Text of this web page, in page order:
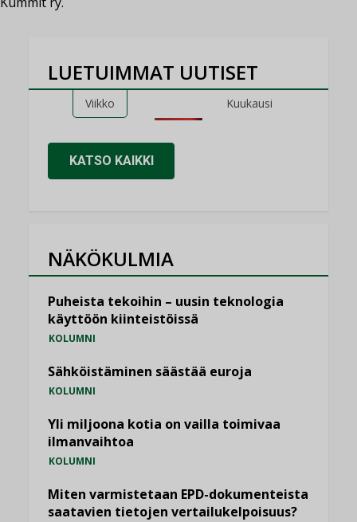
LUETUIMMAT UUTISET
Viikko Kuukausi
KATSO KAIKKI
NÄKÖKULMIA
Puheista tekoihin – uusin teknologia
käyttöön kiinteistöissä
KOLUMNI
Sähköistäminen säästää euroja
KOLUMNI
Yli miljoona kotia on vailla toimivaa
ilmanvaihtoa
KOLUMNI
Miten varmistetaan EPD-dokumenteista
saatavien tietojen vertailukelpoisuus?